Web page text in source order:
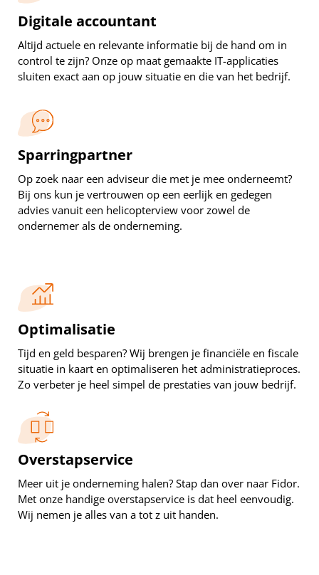
Digitale accountant
Altijd actuele en relevante informatie bij de hand om in
control te zijn? Onze op maat gemaakte IT-applicaties
sluiten exact aan op jouw situatie en die van het bedrijf.
Sparringpartner
Op zoek naar een adviseur die met je mee onderneemt?
Bij ons kun je vertrouwen op een eerlijk en gedegen
advies vanuit een helicopterview voor zowel de
ondernemer als de onderneming.
Optimalisatie
Tijd en geld besparen? Wij brengen je financiële en fiscale
situatie in kaart en optimaliseren het administratieproces.
Zo verbeter je heel simpel de prestaties van jouw bedrijf.
Overstapservice
Meer uit je onderneming halen? Stap dan over naar Fidor.
Met onze handige overstapservice is dat heel eenvoudig.
Wij nemen je alles van a tot z uit handen.